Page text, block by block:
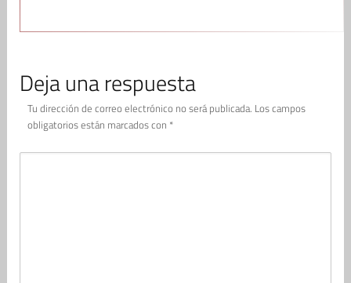
Deja una respuesta
Tu dirección de correo electrónico no será publicada. Los campos
obligatorios están marcados con *